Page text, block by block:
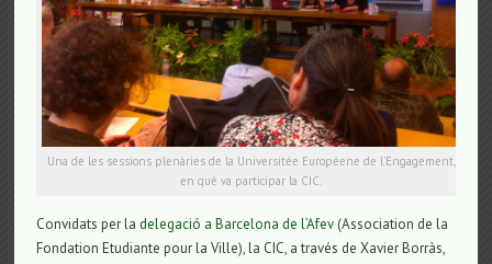
Una de les sessions plenàries de la Universitée Européene de l’Engagement,
en què va participar la CIC.
Convidats per ladelegació a Barcelona de l’Afev (Association de la
Fondation Etudiante pour la Ville), la CIC, a través de Xavier Borràs,